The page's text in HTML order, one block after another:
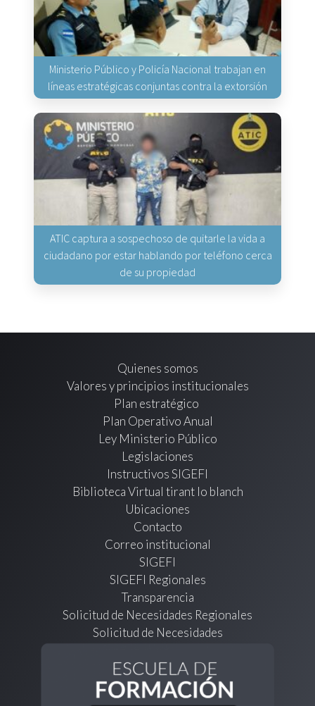
Ministerio Público y Policía Nacional trabajan en
líneas estratégicas conjuntas contra la extorsión
ATIC captura a sospechoso de quitarle la vida a
ciudadano por estar hablando por teléfono cerca
de su propiedad
Quienes somos
Valores y principios institucionales
Plan estratégico
Plan Operativo Anual
Ley Ministerio Público
Legislaciones
Instructivos SIGEFI
Biblioteca Virtual tirant lo blanch
Ubicaciones
Contacto
Correo institucional
SIGEFI
SIGEFI Regionales
Transparencia
Solicitud de Necesidades Regionales
Solicitud de Necesidades